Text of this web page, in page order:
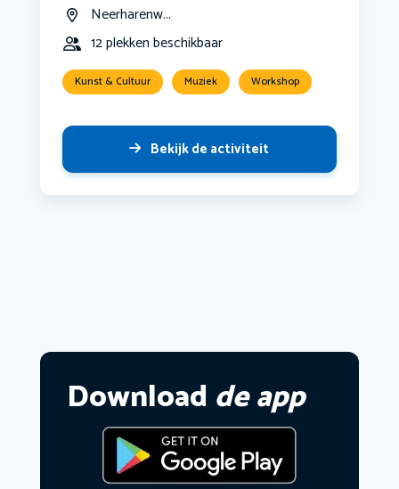
Neerharenw...
12 plekken beschikbaar
Kunst & Cultuur Muziek Workshop
Bekijk de activiteit
Download de app